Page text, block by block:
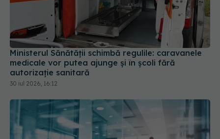
Ministerul Sănătății schimbă regulile: caravanele
medicale vor putea ajunge și în școli fără
autorizație sanitară
30 iul 2026, 16:12